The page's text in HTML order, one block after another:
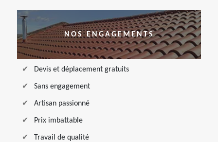
NOS ENGAGEMENTS
Devis et déplacement gratuits
Sans engagement
Artisan passionné
Prix imbattable
Travail de qualité